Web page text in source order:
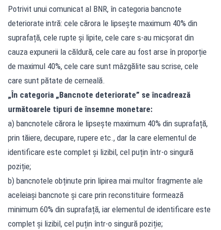
Potrivit unui comunicat al BNR, în categoria bancnote
deteriorate intră: cele cărora le lipsește maximum 40% din
suprafață, cele rupte și lipite, cele care s-au micșorat din
cauza expunerii la căldură, cele care au fost arse în proporție
de maximul 40%, cele care sunt mâzgălite sau scrise, cele
care sunt pătate de cerneală.
„În categoria „Bancnote deteriorate” se încadrează
următoarele tipuri de însemne monetare:
a) bancnotele cărora le lipsește maximum 40% din suprafață,
prin tăiere, decupare, rupere etc., dar la care elementul de
identificare este complet și lizibil, cel puțin într-o singură
poziție;
b) bancnotele obținute prin lipirea mai multor fragmente ale
aceleiași bancnote și care prin reconstituire formează
minimum 60% din suprafață, iar elementul de identificare este
complet și lizibil, cel puțin într-o singură poziție;